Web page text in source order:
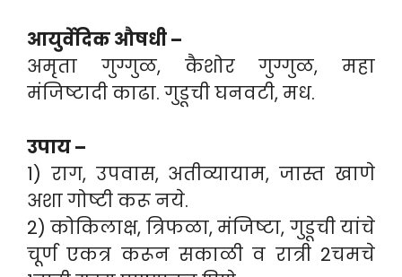
आयुर्वेदिक औषधी –
अमृता गुग्गुळ, कैशोर गुग्गुळ, महा
मंजिष्टादी काढा. गुडूची घनवटी, मध.
उपाय –
1) राग, उपवास, अतीव्यायाम, जास्त खाणे
अशा गोष्टी करू नये.
2) कोकिलाक्ष, त्रिफळा, मंजिष्टा, गुडूची यांचे
चूर्ण एकत्र करून सकाळी व रात्री 2चमचे